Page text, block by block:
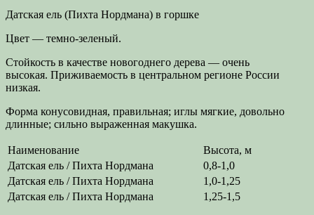
Датская ель (Пихта Нордмана) в горшке
Цвет — темно-зеленый.
Стойкость в качестве новогоднего дерева — очень
высокая. Приживаемость в центральном регионе России
низкая.
Форма конусовидная, правильная; иглы мягкие, довольно
длинные; сильно выраженная макушка.
Наименование
Высота, м
Датская ель / Пихта Нордмана
0,8-1,0
Датская ель / Пихта Нордмана
1,0-1,25
Датская ель / Пихта Нордмана
1,25-1,5